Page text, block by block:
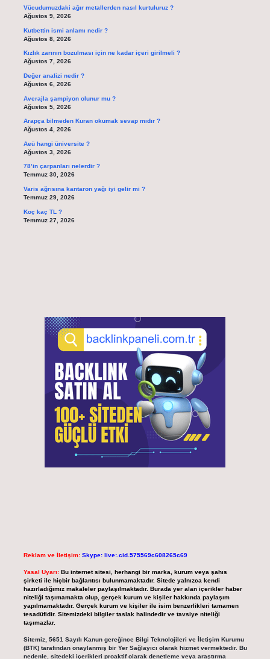
Vücudumuzdaki ağır metallerden nasıl kurtuluruz ?
Ağustos 9, 2026
Kutbettin ismi anlamı nedir ?
Ağustos 8, 2026
Kızlık zarının bozulması için ne kadar içeri girilmeli ?
Ağustos 7, 2026
Değer analizi nedir ?
Ağustos 6, 2026
Averajla şampiyon olunur mu ?
Ağustos 5, 2026
Arapça bilmeden Kuran okumak sevap mıdır ?
Ağustos 4, 2026
Aeü hangi üniversite ?
Ağustos 3, 2026
78’in çarpanları nelerdir ?
Temmuz 30, 2026
Varis ağrısına kantaron yağı iyi gelir mi ?
Temmuz 29, 2026
Koç kaç TL ?
Temmuz 27, 2026
Reklam ve İletişim: Skype: live:.cid.575569c608265c69
Yasal Uyarı: Bu internet sitesi, herhangi bir marka, kurum veya şahıs
şirketi ile hiçbir bağlantısı bulunmamaktadır. Sitede yalnızca kendi
hazırladığımız makaleler paylaşılmaktadır. Burada yer alan içerikler haber
niteliği taşımamakta olup, gerçek kurum ve kişiler hakkında paylaşım
yapılmamaktadır. Gerçek kurum ve kişiler ile isim benzerlikleri tamamen
tesadüfidir. Sitemizdeki bilgiler taslak halindedir ve tavsiye niteliği
taşımazlar.
Sitemiz, 5651 Sayılı Kanun gereğince Bilgi Teknolojileri ve İletişim Kurumu
(BTK) tarafından onaylanmış bir Yer Sağlayıcı olarak hizmet vermektedir. Bu
nedenle, sitedeki içerikleri proaktif olarak denetleme veya araştırma